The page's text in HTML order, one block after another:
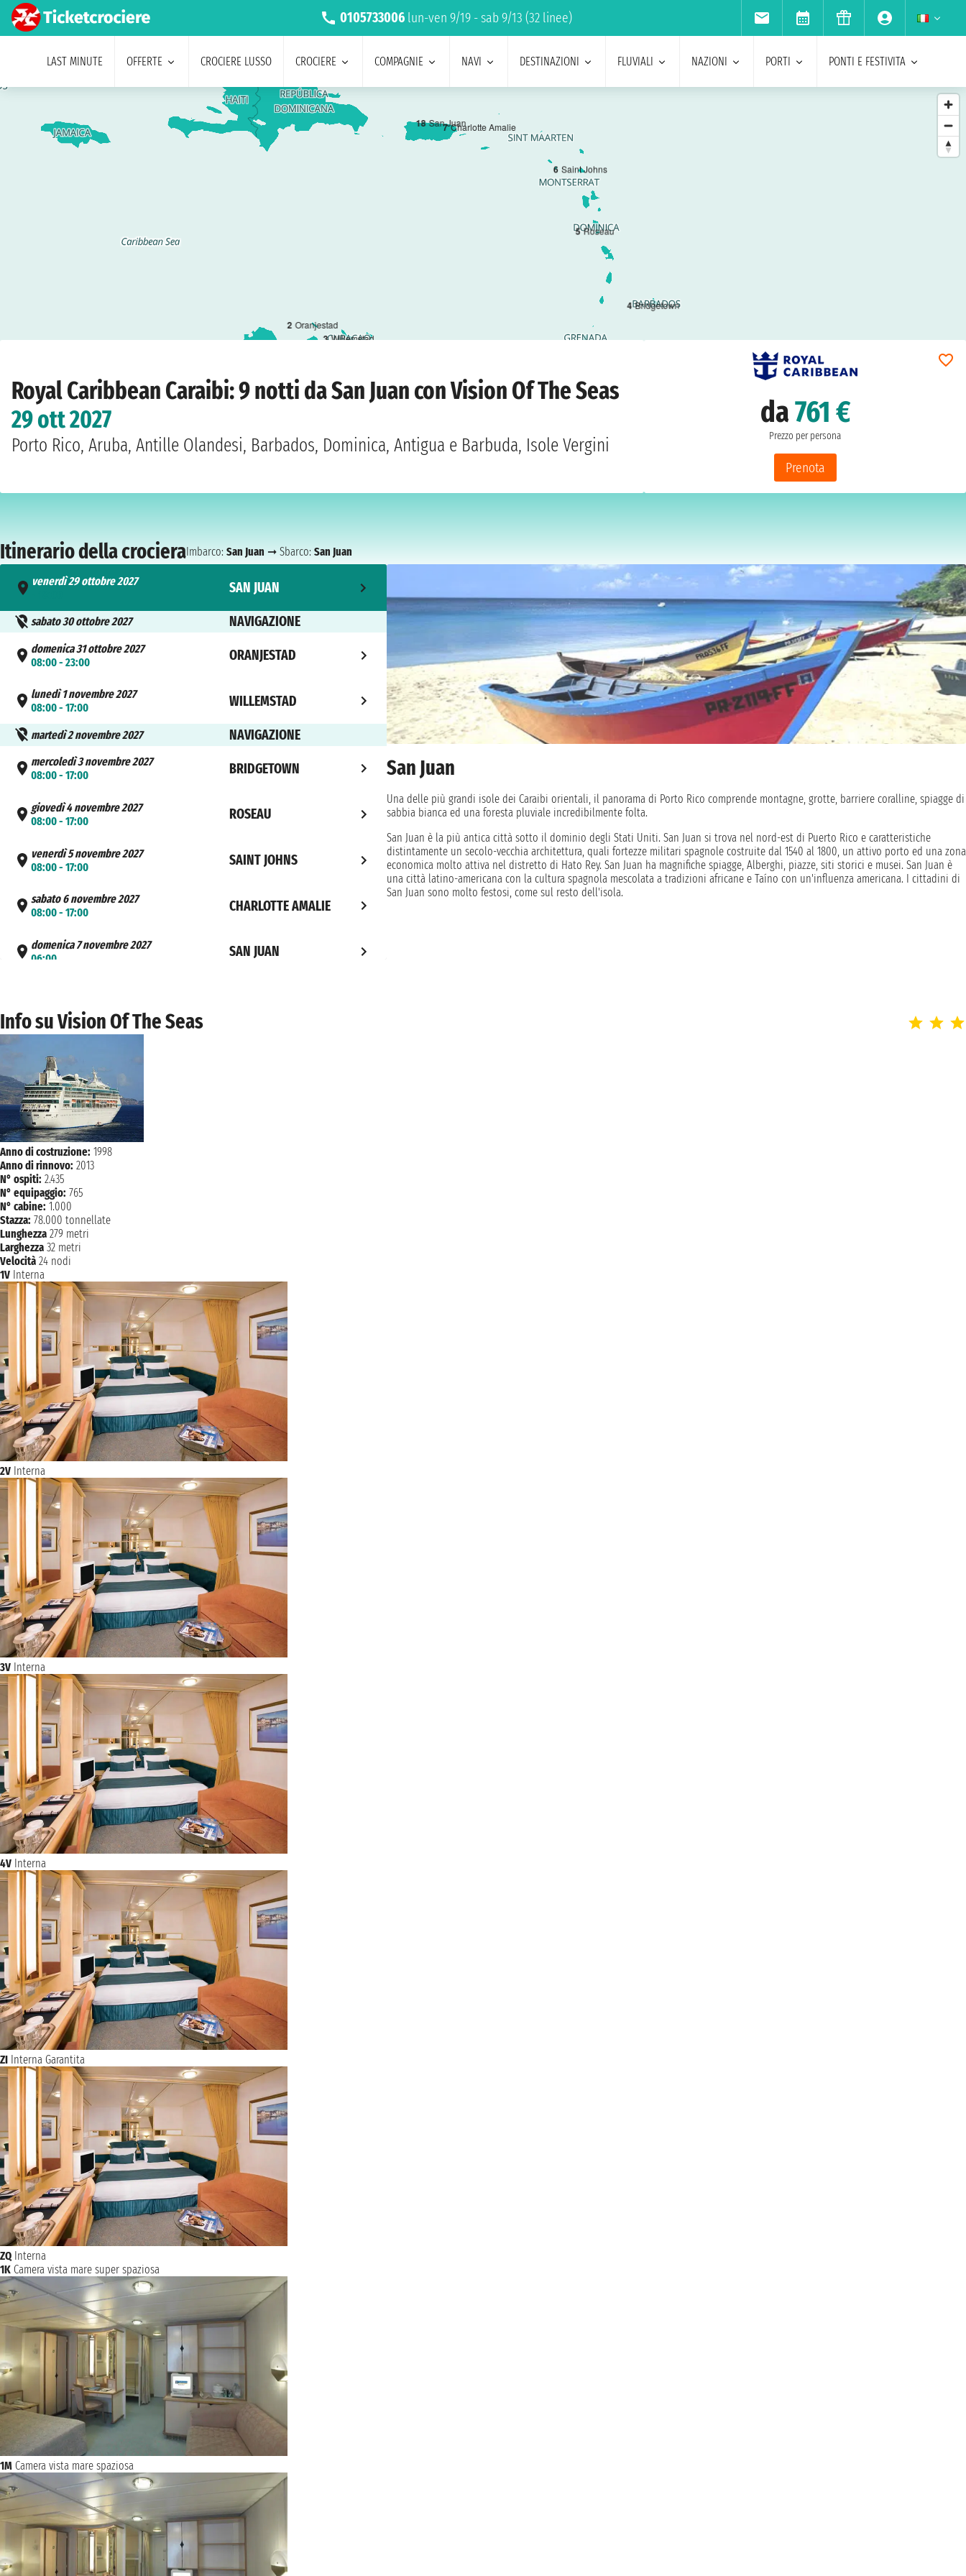
0105733006 lun-ven 9/19 - sab 9/13 (32 linee)
LAST MINUTE OFFERTE CROCIERE LUSSO CROCIERE COMPAGNIE NAVI DESTINAZIONI FLUVIALI NAZIONI PORTI PONTI E FESTIVITA
18 San Juan
2 Oranjestad
3 Willemstad
4 Bridgetown
5 Roseau
6 Saint Johns
7 Charlotte Amalie
Royal Caribbean Caraibi: 9 notti da San Juan con Vision Of The Seas
29 ott 2027
Porto Rico, Aruba, Antille Olandesi, Barbados, Dominica, Antigua e Barbuda, Isole Vergini
da761 €
Prezzo per persona
Prenota
Itinerario della crocieraImbarco: San Juan ➞ Sbarco: San Juan
venerdì 29 ottobre 2027
SAN JUAN
sabato 30 ottobre 2027 NAVIGAZIONE
domenica 31 ottobre 2027
08:00 - 23:00
ORANJESTAD
lunedì 1 novembre 2027
08:00 - 17:00
WILLEMSTAD
martedì 2 novembre 2027 NAVIGAZIONE
mercoledì 3 novembre 2027
08:00 - 17:00
BRIDGETOWN
giovedì 4 novembre 2027
08:00 - 17:00
ROSEAU
venerdì 5 novembre 2027
08:00 - 17:00
SAINT JOHNS
sabato 6 novembre 2027
08:00 - 17:00
CHARLOTTE AMALIE
domenica 7 novembre 2027
06:00
SAN JUAN
San Juan
Una delle più grandi isole dei Caraibi orientali, il panorama di Porto Rico comprende montagne, grotte, barriere coralline, spiagge di
sabbia bianca ed una foresta pluviale incredibilmente folta.
San Juan è la più antica città sotto il dominio degli Stati Uniti. San Juan si trova nel nord-est di Puerto Rico e caratteristiche
distintamente un secolo-vecchia architettura, quali fortezze militari spagnole costruite dal 1540 al 1800, un attivo porto ed una zona
economica molto attiva nel distretto di Hato Rey. San Juan ha magnifiche spiagge, Alberghi, piazze, siti storici e musei. San Juan è
una città latino-americana con la cultura spagnola mescolata a tradizioni africane e Taíno con un'influenza americana. I cittadini di
San Juan sono molto festosi, come sul resto dell'isola.
Info su Vision Of The Seas
Anno di costruzione: 1998
Anno di rinnovo: 2013
N° ospiti: 2.435
N° equipaggio: 765
N° cabine: 1.000
Stazza: 78.000 tonnellate
Lunghezza 279 metri
Larghezza 32 metri
Velocità 24 nodi
1V Interna
2V Interna
3V Interna
4V Interna
ZI Interna Garantita
ZQ Interna
1K Camera vista mare super spaziosa
1M Camera vista mare spaziosa